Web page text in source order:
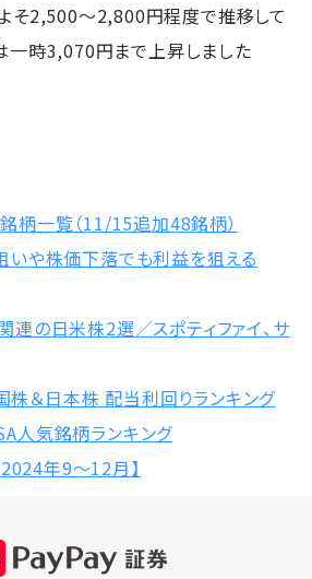
そ2,500～2,800円程度で推移して
一時3,070円まで上昇しました
柄一覧（11/15追加48銘柄）
や株価下落でも利益を狙える
連の日米株2選／スポティファイ、サ
株＆日本株 配当利回りランキング
人気銘柄ランキング
年9～12月】